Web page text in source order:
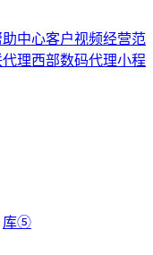
助中心客户视频经营范
理西部数码代理小程
库⑤